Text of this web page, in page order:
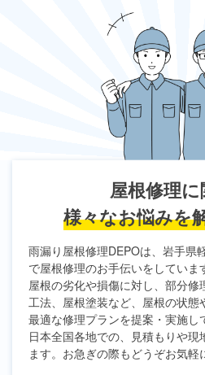
屋根修理
様々なお悩みを
雨漏り屋根修理DEPOは、岩手県
で屋根修理のお手伝いをしていま
屋根の劣化や損傷に対し、部分
工法、屋根塗装など、屋根の状態
最適な修理プランを提案・実施し
日本全国各地での、見積もりや
ます。お急ぎの際もどうぞお気軽